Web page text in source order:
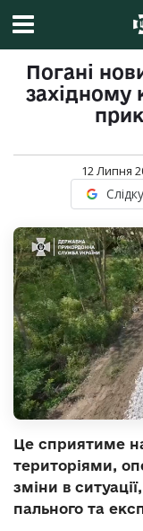
Погані
західному
12 Липня
Це сприятиме
територіями,
зміни в
пального та